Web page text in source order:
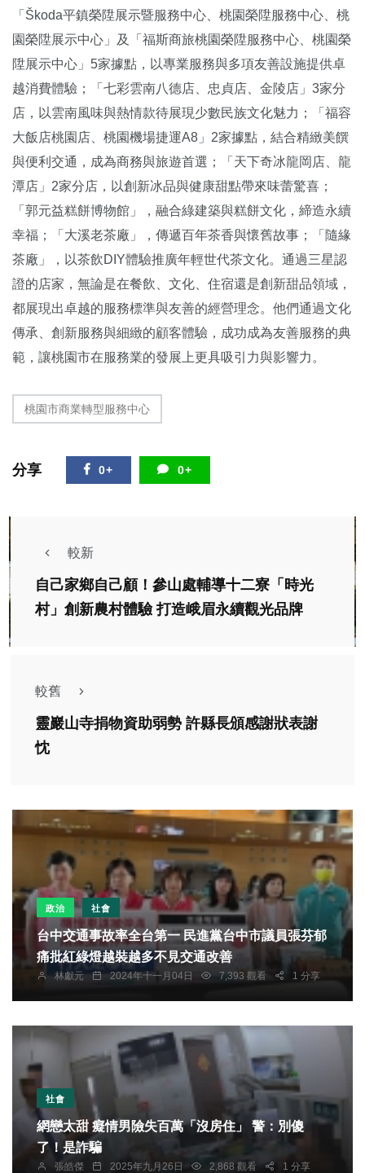
「Škoda平鎮榮陞展示暨服務中心、桃園榮陞服務中心、桃
園榮陞展示中心」及「福斯商旅桃園榮陞服務中心、桃園榮
陞展示中心」5家據點，以專業服務與多項友善設施提供卓
越消費體驗；「七彩雲南八德店、忠貞店、金陵店」3家分
店，以雲南風味與熱情款待展現少數民族文化魅力；「福容
大飯店桃園店、桃園機場捷運A8」2家據點，結合精緻美饌
與便利交通，成為商務與旅遊首選；「天下奇冰龍岡店、龍
潭店」2家分店，以創新冰品與健康甜點帶來味蕾驚喜；
「郭元益糕餅博物館」，融合綠建築與糕餅文化，締造永續
幸福；「大溪老茶廠」，傳遞百年茶香與懷舊故事；「隨緣
茶廠」，以茶飲DIY體驗推廣年輕世代茶文化。通過三星認
證的店家，無論是在餐飲、文化、住宿還是創新甜品領域，
都展現出卓越的服務標準與友善的經營理念。他們通過文化
傳承、創新服務與細緻的顧客體驗，成功成為友善服務的典
範，讓桃園市在服務業的發展上更具吸引力與影響力。
桃園市商業轉型服務中心
分享 0+ 0+
較新
自己家鄉自己顧！參山處輔導十二寮「時光
村」創新農村體驗 打造峨眉永續觀光品牌
較舊
靈巖山寺捐物資助弱勢 許縣長頒感謝狀表謝
忱
政治 社會
台中交通事故率全台第一 民進黨台中市議員張芬郁
痛批紅綠燈越裝越多不見交通改善
林獻元 2024年十一月04日 7,393 觀看 1 分享
社會
網戀太甜 癡情男險失百萬「沒房住」 警：別傻
了！是詐騙
張皓傑 2025年九月26日 2,868 觀看 1 分享